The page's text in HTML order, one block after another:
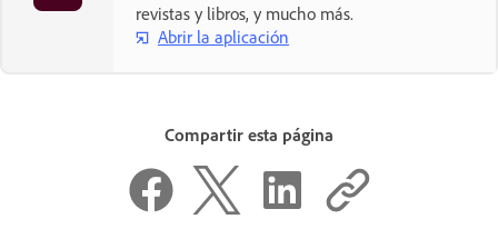
revistas y libros, y mucho más.
Abrir la aplicación
Compartir esta página